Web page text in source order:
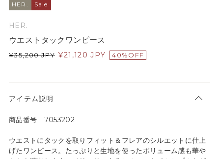
HER. Sale
HER.
ウエストタックワンピース
¥35,200 JPY ¥21,120 JPY 40%OFF
アイテム説明
商品番号 7053202
ウエストにタックを取りフィット＆フレアのシルエットに仕上
げたワンピース。たっぷりと生地を使ったボリューム感も華や